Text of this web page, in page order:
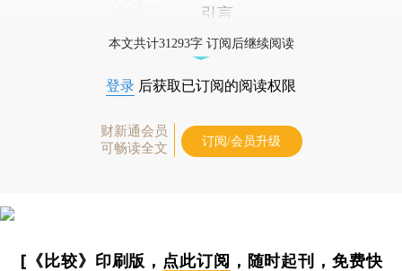
引言
本文共计31293字 订阅后继续阅读
登录 后获取已订阅的阅读权限
财新通会员
可畅读全文
订阅/会员升级
[《比较》印刷版， 点此订阅 ，随时起刊，免费快